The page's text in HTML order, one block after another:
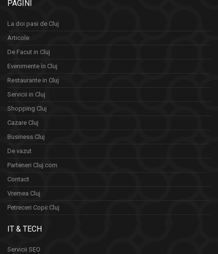
PAGINI
La doi pasi de Cluj
Articole
De Facut in Cluj
Evenimente în Cluj
Restaurante in Cluj
Servicii in Cluj
Shopping Cluj
Cazare Cluj
Business Cluj
De vazut
Parteneri Cluj.com
Contact
Vremea Cluj
Petreceri Copii Cluj
IT & TECH
Servicii SEO